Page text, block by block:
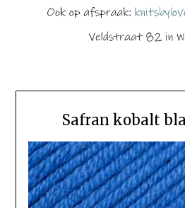
Safran kobalt